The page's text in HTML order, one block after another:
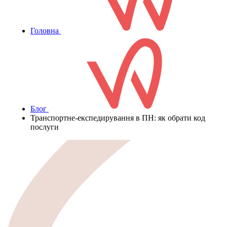
Головна
Блог
Транспортне-експедирування в ПН: як обрати код
послуги